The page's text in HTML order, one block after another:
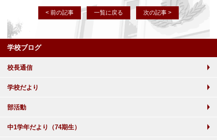
< 前の記事 一覧に戻る 次の記事 >
学校ブログ
校長通信
学校だより
部活動
中1学年だより（74期生）